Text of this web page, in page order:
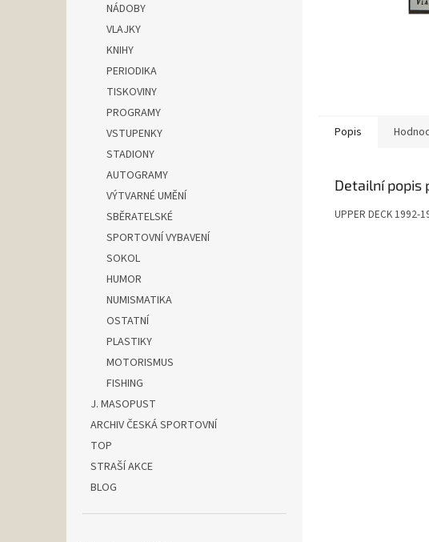
NÁDOBY
VLAJKY
KNIHY
PERIODIKA
TISKOVINY
PROGRAMY
VSTUPENKY
STADIONY
AUTOGRAMY
VÝTVARNÉ UMĚNÍ
SBĚRATELSKÉ
SPORTOVNÍ VYBAVENÍ
SOKOL
HUMOR
NUMISMATIKA
OSTATNÍ
PLASTIKY
MOTORISMUS
FISHING
J. MASOPUST
ARCHIV ČESKÁ SPORTOVNÍ
TOP
STRAŠÍ AKCE
BLOG
Popis
Detailní popis
UPPER DECK 1992-